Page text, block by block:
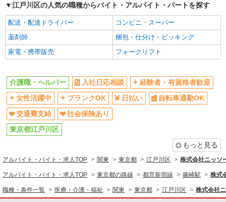
介護職・ヘルパー
同じ特徴から求人を探す
日払い
交通費支給
社会保険あり
江戸川区の人気の職種からバイト・アルバイト・パートを探す
配送・配達ドライバー
コンビニ・スーパー
薬剤師
梱包・仕分け・ピッキング
家電・携帯販売
フォークリフト
介護職・ヘルパー 入社日応相談
経験者・有資格者歓迎
女性活躍中
ブランクOK 日払い
自転車通勤OK
交通費支給
社会保険あり
東京都江戸川区
もっと見る
アルバイト・バイト・求人TOP 関東 東京都 江戸川区 株式会社ニッソ
アルバイト・バイト・求人TOP 東京都の路線 都営新宿線 篠崎駅 株式
職種・条件一覧 医療・介護・福祉 関東 東京都 江戸川区 株式会社